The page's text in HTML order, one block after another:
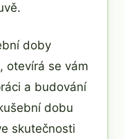
doby
otevírá se vám
a budování
dobu
skutečnosti